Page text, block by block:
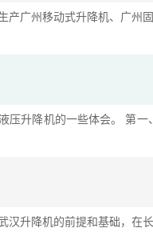
产广州移动式升降机、广
压升降机的一些体会。 第
汉升降机的前提和基础，